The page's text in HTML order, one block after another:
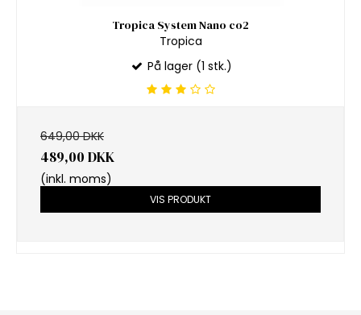
Tropica System Nano co2
Tropica
På lager (1 stk.)
649,00 DKK
489,00 DKK
(inkl. moms)
VIS PRODUKT